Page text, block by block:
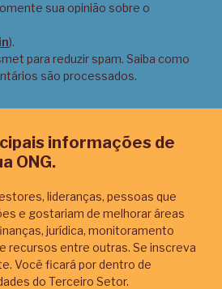
sua opinião sobre o
).
para reduzir spam. Saiba como
são processados.
informações de
ONG.
lideranças, pessoas que
e gostariam de melhorar áreas
jurídica, monitoramento
recursos entre outras. Se inscreva
Você ficará por dentro de
do Terceiro Setor.